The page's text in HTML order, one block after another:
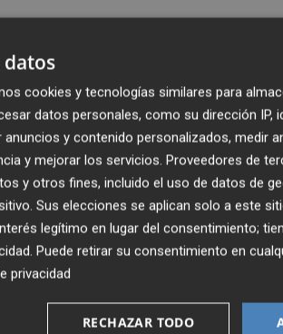
datos
cookies y tecnologías similares para
datos personales, como su dirección IP,
y contenido personalizados, medir
y mejorar los servicios. Proveedores de
y otros fines, incluido el uso de datos de
Sus elecciones se aplican solo a este
legítimo en lugar del consentimiento;
. Puede retirar su consentimiento en
privacidad
RECHAZAR TODO